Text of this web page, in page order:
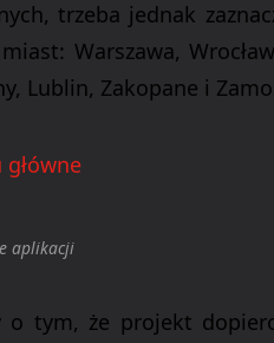
, trzeba jednak
Warszawa,
Lublin, Zakopane i
aplikacji
tym, że projekt